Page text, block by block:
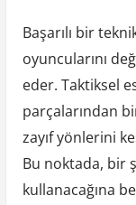
Başarılı bir
oyuncularını
eder. Taktiksel
parçalarından
zayıf yönlerini
Bu noktada, bir
kullanacağına